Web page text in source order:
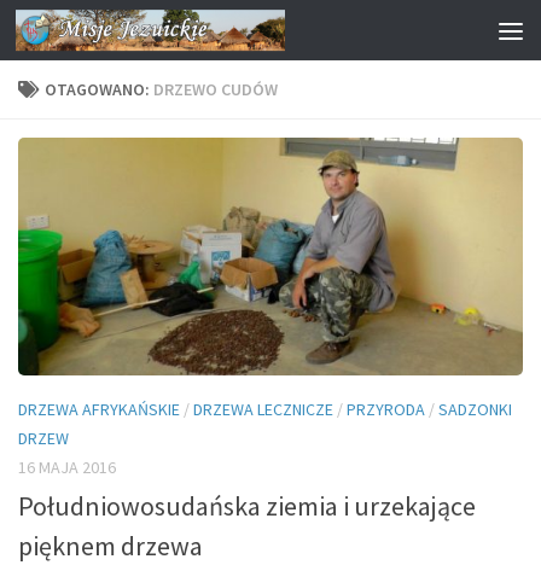
Przejdź do treści
OTAGOWANO: DRZEWO CUDÓW
DRZEWA AFRYKAŃSKIE /DRZEWA LECZNICZE /PRZYRODA /SADZONKI
DRZEW
16 MAJA 2016
Południowosudańska ziemia i urzekające
pięknem drzewa